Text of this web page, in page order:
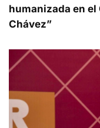
humanizada en el
Chávez”